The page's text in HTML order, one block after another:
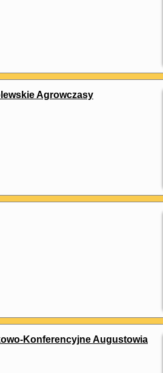
Agrowczasy
Konferencyjne Augustowia